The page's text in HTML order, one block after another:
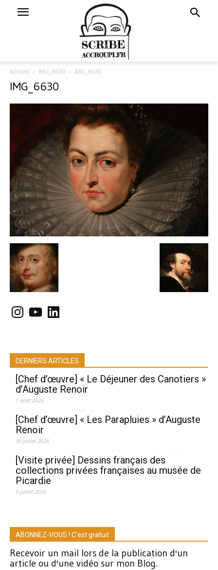
Accueil IMG_6630 IMG_6630
IMG_6630
Instagram
YouTubeLinkedIn
DERNIERS ARTICLES
[Chef d’œuvre] « Le Déjeuner des Canotiers »
d’Auguste Renoir
1 août 2026
[Chef d’œuvre] « Les Parapluies » d’Auguste
Renoir
30 juillet 2026
[Visite privée] Dessins français des
collections privées françaises au musée de
Picardie
9 juillet 2026
ABONNEZ-VOUS ! C'est gratuit
Recevoir un mail lors de la publication d'un
article ou d'une vidéo sur mon Blog.